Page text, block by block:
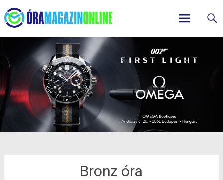
ÓraMagazinOnline
Skip
content
Bronz óra